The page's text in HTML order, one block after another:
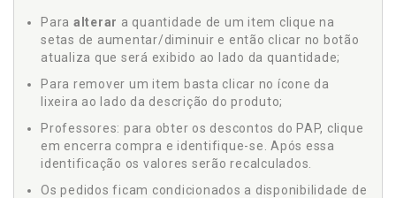
Para alterar a quantidade de um item clique na
setas de aumentar/diminuir e então clicar no botão
atualiza que será exibido ao lado da quantidade;
Para remover um item basta clicar no ícone da
lixeira ao lado da descrição do produto;
Professores: para obter os descontos do PAP, clique
em encerra compra e identifique-se. Após essa
identificação os valores serão recalculados.
Os pedidos ficam condicionados a disponibilidade de